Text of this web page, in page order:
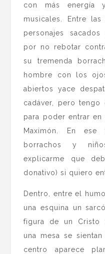
con más energía
musicales. Entre
personajes
por no rebotar
su tremenda
hombre con los
abiertos yace
cadáver, pero tengo
para poder entrar en
Maximón. En ese
borrachos y
explicarme que
donativo) si quiero
Dentro, entre el
una esquina un
figura de un Cristo
una mesa se
centro aparece